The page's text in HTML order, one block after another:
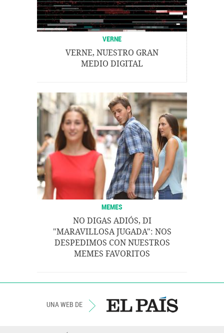
VERNE
VERNE, NUESTRO GRAN
MEDIO DIGITAL
MEMES
NO DIGAS ADIÓS, DI
"MARAVILLOSA JUGADA": NOS
DESPEDIMOS CON NUESTROS
MEMES FAVORITOS
UNA WEB DE